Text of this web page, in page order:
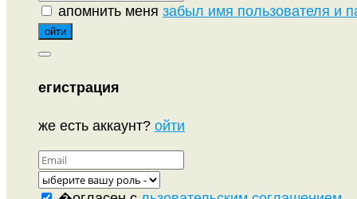
апомнить меня забыл имя пользователя и
егистрация
же есть аккаунт? ойти